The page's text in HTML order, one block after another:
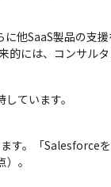
SaaS製品の支援
的には、コンサル
ています。
す。「Salesforce
。